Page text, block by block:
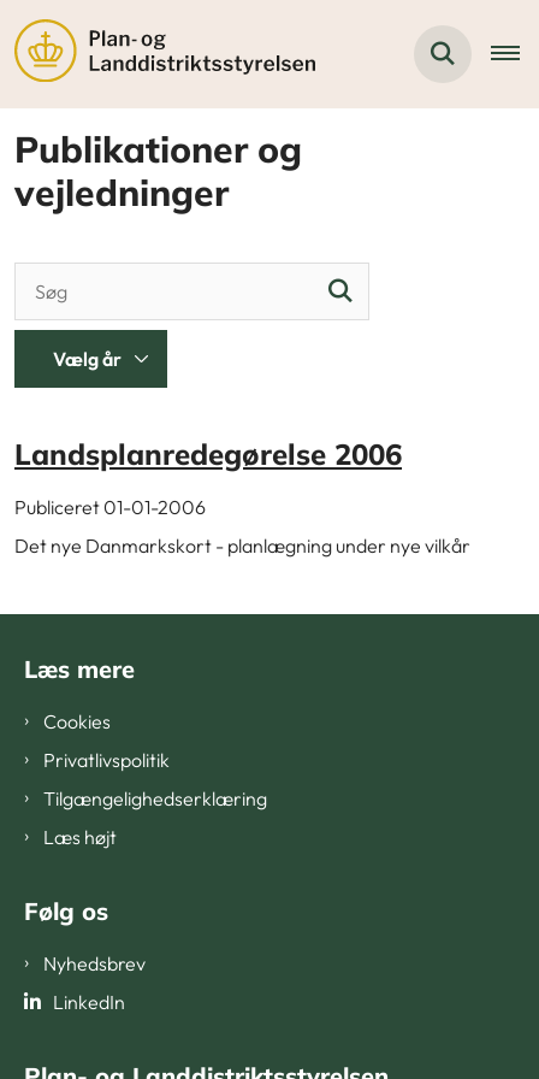
Publikationer og
vejledninger
Landsplanredegørelse 2006
Publiceret 01-01-2006
Det nye Danmarkskort - planlægning under nye vilkår
Læs mere
Cookies
Privatlivspolitik
Tilgængelighedserklæring
Læs højt
Følg os
Nyhedsbrev
LinkedIn